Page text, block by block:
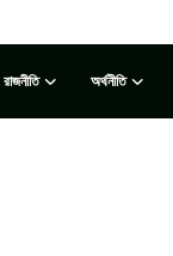
রাজনীতি অর্থনীতি